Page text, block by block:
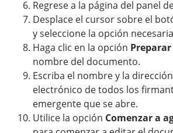
Regrese a la página del panel
Desplace el cursor sobre el
y seleccione la opción
Haga clic en la opción
nombre del documento.
Escriba el nombre y la
electrónico de todos los
emergente que se abre.
Utilice la opción Comenzar a